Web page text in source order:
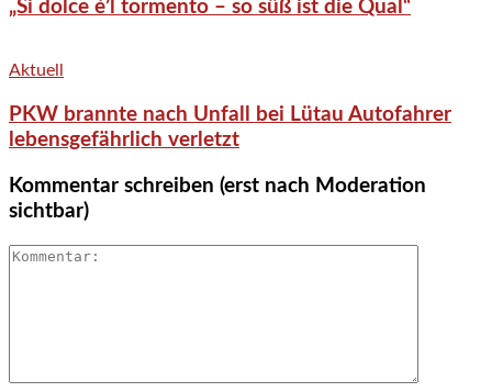
„Si dolce è’l tormento – so süß ist die Qual“
Aktuell
PKW brannte nach Unfall bei Lütau Autofahrer
lebensgefährlich verletzt
Kommentar schreiben (erst nach Moderation
sichtbar)